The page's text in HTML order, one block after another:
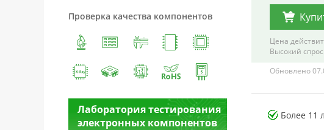
Проверка качества компонентов
Лаборатория тестирования
электронных компонентов
Лаборатория
электронных
Цена
Высокий
Обновлено
Более 11